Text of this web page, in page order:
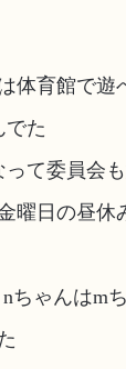
体育館で遊
でた
って委員会
曜日の昼休
ちゃんはm